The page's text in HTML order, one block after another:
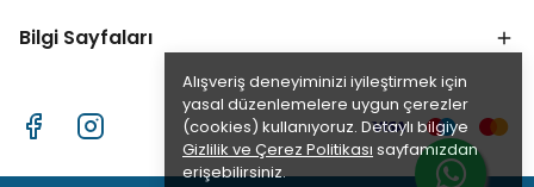
Alışveriş deneyiminizi iyileştirmek için
yasal düzenlemelere uygun çerezler
(cookies) kullanıyoruz. Detaylı bilgiye
Gizlilik ve Çerez Politikası sayfamızdan
erişebilirsiniz.
Bilgi Sayfaları